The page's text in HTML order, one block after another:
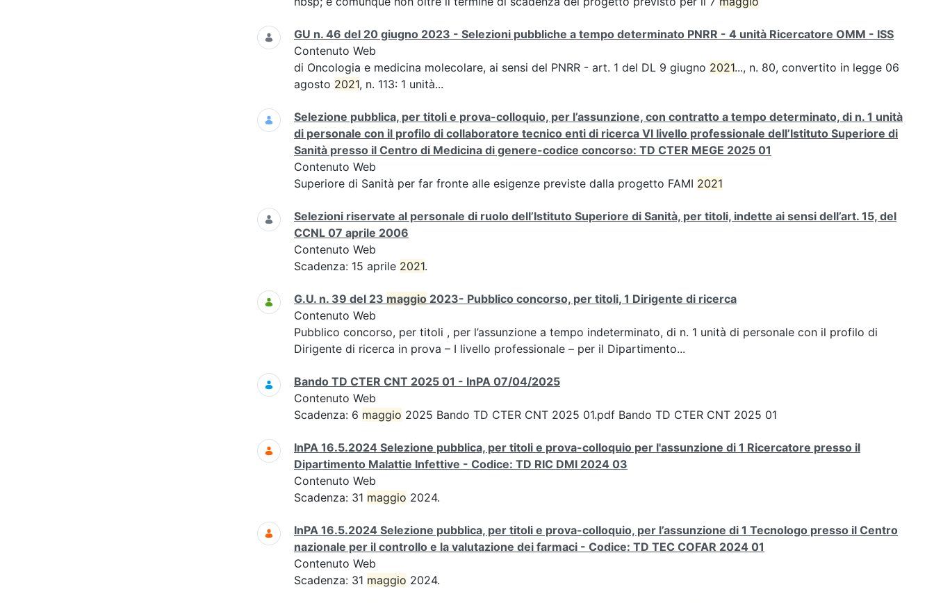
GU n. 46 del 20 giugno 2023 - Selezioni pubbliche a tempo determinato PNRR - 4 unità Ricercatore OMM - ISS
Contenuto Web
di Oncologia e medicina molecolare, ai sensi del PNRR - art. 1 del DL 9 giugno 2021..., n. 80, convertito in legge 06
agosto 2021, n. 113: 1 unità...
Selezione pubblica, per titoli e prova-colloquio, per l’assunzione, con contratto a tempo determinato, di n. 1 unità
di personale con il profilo di collaboratore tecnico enti di ricerca VI livello professionale dell’Istituto Superiore di
Sanità presso il Centro di Medicina di genere-codice concorso: TD CTER MEGE 2025 01
Contenuto Web
Superiore di Sanità per far fronte alle esigenze previste dalla progetto FAMI 2021
Selezioni riservate al personale di ruolo dell’Istituto Superiore di Sanità, per titoli, indette ai sensi dell’art. 15, del
CCNL 07 aprile 2006
Contenuto Web
Scadenza: 15 aprile 2021.
G.U. n. 39 del 23 maggio 2023- Pubblico concorso, per titoli, 1 Dirigente di ricerca
Contenuto Web
Pubblico concorso, per titoli , per l’assunzione a tempo indeterminato, di n. 1 unità di personale con il profilo di
Dirigente di ricerca in prova – I livello professionale – per il Dipartimento...
Bando TD CTER CNT 2025 01 - InPA 07/04/2025
Contenuto Web
Scadenza: 6 maggio 2025 Bando TD CTER CNT 2025 01.pdf Bando TD CTER CNT 2025 01
InPA 16.5.2024 Selezione pubblica, per titoli e prova-colloquio per l'assunzione di 1 Ricercatore presso il
Dipartimento Malattie Infettive - Codice: TD RIC DMI 2024 03
Contenuto Web
Scadenza: 31 maggio 2024.
InPA 16.5.2024 Selezione pubblica, per titoli e prova-colloquio, per l’assunzione di 1 Tecnologo presso il Centro
nazionale per il controllo e la valutazione dei farmaci - Codice: TD TEC COFAR 2024 01
Contenuto Web
Scadenza: 31 maggio 2024.